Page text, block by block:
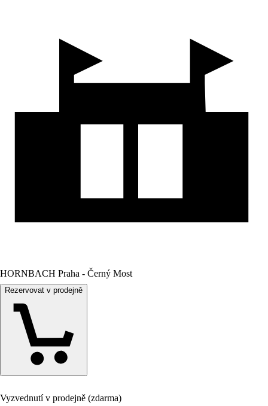
HORNBACH Praha - Černý Most
Rezervovat v prodejně
Vyzvednutí v prodejně (zdarma)